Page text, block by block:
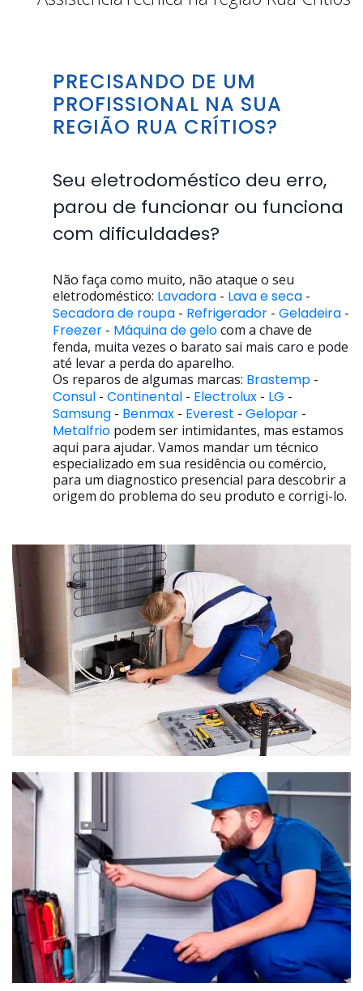
PRECISANDO DE UM
PROFISSIONAL NA SUA
REGIÃO RUA CRÍTIOS?
Seu eletrodoméstico deu erro,
parou de funcionar ou funciona
com dificuldades?
Não faça como muito, não ataque o seu
eletrodoméstico: Lavadora - Lava e seca -
Secadora de roupa - Refrigerador - Geladeira -
Freezer - Máquina de gelocom a chave de
fenda, muita vezes o barato sai mais caro e pode
até levar a perda do aparelho.
Os reparos de algumas marcas: Brastemp -
Consul - Continental - Electrolux - LG -
Samsung - Benmax - Everest - Gelopar -
Metalfrio podem ser intimidantes, mas estamos
aqui para ajudar. Vamos mandar um técnico
especializado em sua residência ou comércio,
para um diagnostico presencial para descobrir a
origem do problema do seu produto e corrigi-lo.